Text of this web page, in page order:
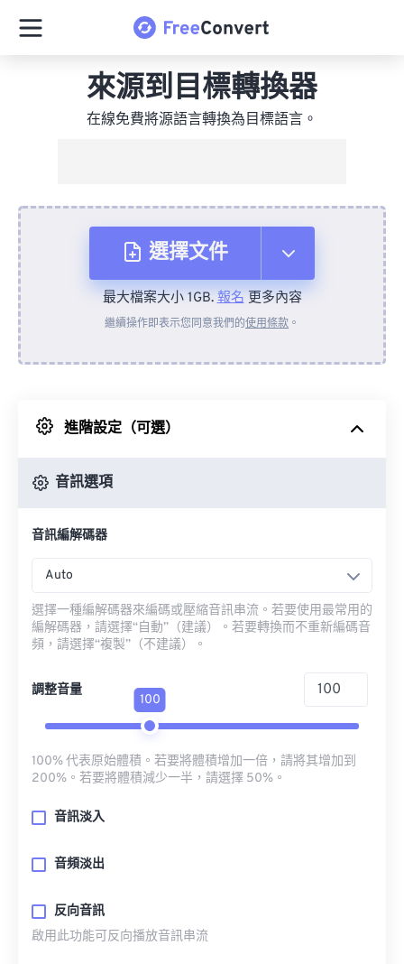
來源到目標轉換器
在線免費將源語言轉換為目標語言。
選擇文件
來自裝置
來自 Google 雲端硬碟
最大檔案大小 1GB.報名更多內容
繼續操作即表示您同意我們的使用條款 。
進階設定（可選）
音訊選項
音訊編解碼器
Auto
選擇一種編解碼器來編碼或壓縮音訊串流。若要使用最常用的
編解碼器，請選擇“自動”（建議）。若要轉換而不重新編碼音
頻，請選擇“複製”（不建議）。
調整音量
100
100% 代表原始體積。若要將體積增加一倍，請將其增加到
200%。若要將體積減少一半，請選擇 50%。
音訊淡入
音頻淡出
反向音訊
啟用此功能可反向播放音訊串流